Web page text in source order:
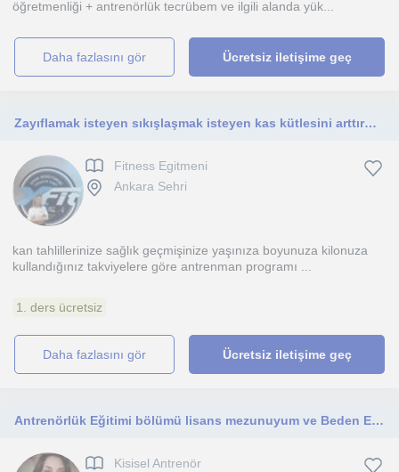
öğretmenliği + antrenörlük tecrübem ve ilgili alanda yük...
daha fazlasını gör Ücretsiz iletişime geç
Zayıflamak isteyen sıkışlaşmak isteyen kas kütlesini arttırmak kilo almak isteyen herkes için burdayım
Fitness Egitmeni
Ankara Sehri
kan tahlillerinize sağlık geçmişinize yaşınıza boyunuza kilonuza
kullandığınız takviyelere göre antrenman programı ...
1. ders ücretsiz
daha fazlasını gör Ücretsiz iletişime geç
Antrenörlük Eğitimi bölümü lisans mezunuyum ve Beden Eğitimi ve Spor alanında yüksek lisans yapmaktayım.Her yaş grubu için uygun.
Kisisel Antrenör